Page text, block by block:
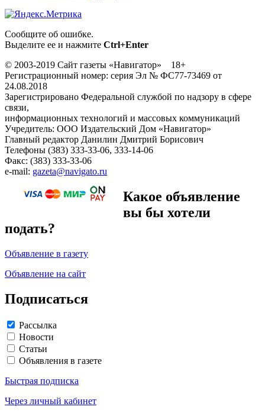
Сообщите об ошибке.
Выделите ее и нажмите Ctrl+Enter
© 2003-2019 Сайт газеты «Навигатор» 18+
Регистрационный номер: серия Эл № ФС77-73469 от
24.08.2018
Зарегистрировано Федеральной службой по надзору в сфере
связи,
информационных технологий и массовых коммуникаций
Учредитель: ООО Издательский Дом «Навигатор»
Главный редактор Данилин Дмитрий Борисович
Телефоны (383) 333-33-06, 333-14-06
Факс: (383) 333-33-06
e-mail: gazeta@navigato.ru
Какое объявление
вы бы хотели
подать?
Объявление в газету
Объявление на сайт
Подписаться
Рассылка
Новости
Статьи
Объявления в газете
Быстрая подписка
Через личный кабинет